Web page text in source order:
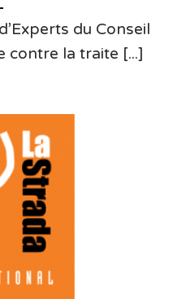
du Conseil
contre la traite [...]